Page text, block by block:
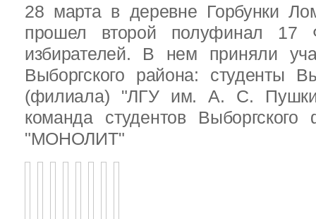
28 марта в деревне Горбунки
прошел второй полуфинал 17
избирателей. В нем приняли
Выборгского района: студенты
(филиала) "ЛГУ им. А. С.
команда студентов
"МОНОЛИТ"